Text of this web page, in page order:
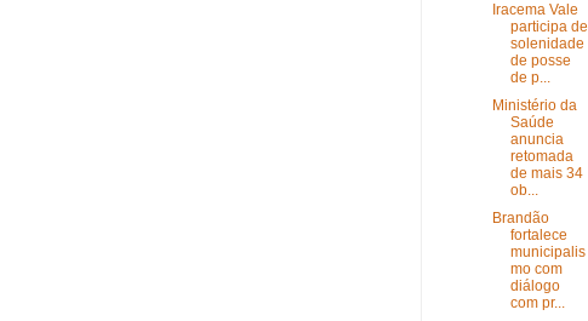
Iracema Vale
participa de
solenidade
de posse
de p...
Ministério da
Saúde
anuncia
retomada
de mais 34
ob...
Brandão
fortalece
municipalis
mo com
diálogo
com pr...